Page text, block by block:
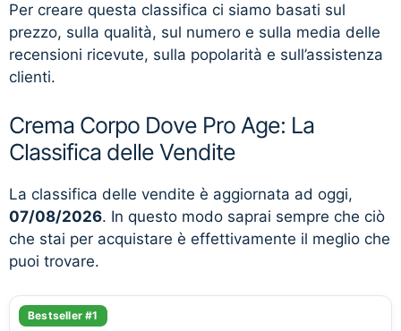
Per creare questa classifica ci siamo basati sul
prezzo, sulla qualità, sul numero e sulla media delle
recensioni ricevute, sulla popolarità e sull’assistenza
clienti.
Crema Corpo Dove Pro Age: La
Classifica delle Vendite
La classifica delle vendite è aggiornata ad oggi,
07/08/2026. In questo modo saprai sempre che ciò
che stai per acquistare è effettivamente il meglio che
puoi trovare.
Bestseller #1